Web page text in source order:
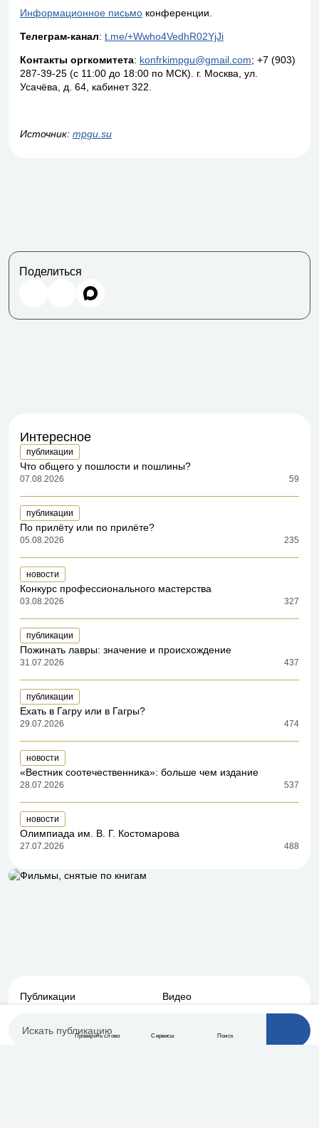
Проверить слово Сервисы Поиск
Информационное письмо конференции.
Телеграм-канал: t.me/+Wwho4VedhR02YjJi
Контакты оргкомитета: konfrkimpgu@gmail.com; +7 (903)
287-39-25 (с 11:00 до 18:00 по МСК). г. Москва, ул.
Усачёва, д. 64, кабинет 322.
Источник: mpgu.su
Поделиться
Интересное
публикации
Что общего у пошлости и пошлины?
07.08.2026 59
публикации
По прилёту или по прилёте?
05.08.2026 235
новости
Конкурс профессионального мастерства
03.08.2026 327
публикации
Пожинать лавры: значение и происхождение
31.07.2026 437
публикации
Ехать в Гагру или в Гагры?
29.07.2026 474
новости
«Вестник соотечественника»: больше чем издание
28.07.2026 537
новости
Олимпиада им. В. Г. Костомарова
27.07.2026 488
Публикации
Видео
Контакты
О проекте